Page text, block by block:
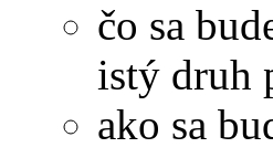
čo sa
istý druh
ako sa